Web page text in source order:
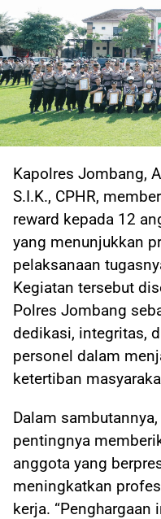
Kapolres Jombang,
S.I.K., CPHR,
reward kepada 12
yang menunjukkan
pelaksanaan
Kegiatan tersebut
Polres Jombang
dedikasi, integritas,
personel dalam
ketertiban
Dalam
pentingnya
anggota yang
meningkatkan
kerja.